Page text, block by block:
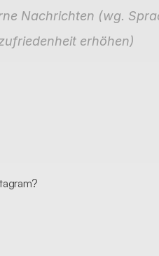
Nachrichten (wg.
erhöhen)